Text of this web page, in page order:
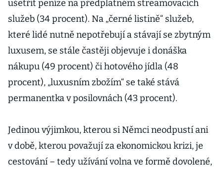
ušetřit peníze na předplatném streamovacích
služeb (34 procent). Na „černé listině“ služeb,
které lidé nutně nepotřebují a stávají se zbytným
luxusem, se stále častěji objevuje i donáška
nákupu (49 procent) či hotového jídla (48
procent), „luxusním zbožím“ se také stává
permanentka v posilovnách (43 procent).
Jedinou výjimkou, kterou si Němci neodpustí ani
v době, kterou považují za ekonomickou krizi, je
cestování – tedy užívání volna ve formě dovolené,